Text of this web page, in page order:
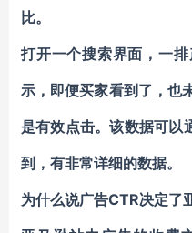
比。
打开一个搜索界面，一
示，即便买家看到了，也
是有效点击。该数据可
到，有非常详细的数据。
为什么说广告CTR决定